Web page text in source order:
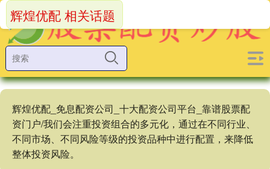
辉煌优配_免息配资公司_十大配资公司平台_靠谱股票配
资门户/我们会注重投资组合的多元化，通过在不同行业、
不同市场、不同风险等级的投资品种中进行配置，来降低
整体投资风险。
辉煌优配 相关话题